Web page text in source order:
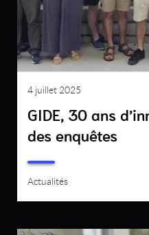
4 juillet 2025
GIDE, 30 ans
des enquêtes
Actualités